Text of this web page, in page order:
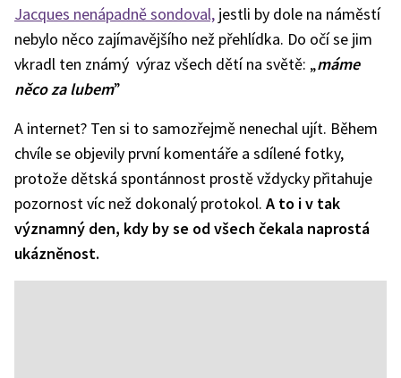
Jacques nenápadně sondoval, jestli by dole na náměstí
nebylo něco zajímavějšího než přehlídka. Do očí se jim
vkradl ten známý výraz všech dětí na světě: „máme
něco za lubem”
A internet? Ten si to samozřejmě nenechal ujít. Během
chvíle se objevily první komentáře a sdílené fotky,
protože dětská spontánnost prostě vždycky přitahuje
pozornost víc než dokonalý protokol. A to i v tak
významný den, kdy by se od všech čekala naprostá
ukázněnost.